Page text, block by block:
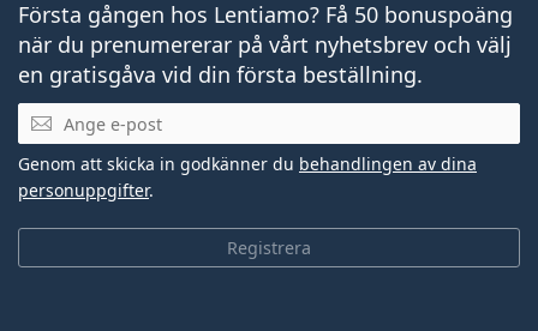
Första gången hos Lentiamo? Få 50 bonuspoäng
när du prenumererar på vårt nyhetsbrev och välj
en gratisgåva vid din första beställning.
Mejladress
Registrera
Genom att skicka in godkänner du behandlingen av dina
personuppgifter.